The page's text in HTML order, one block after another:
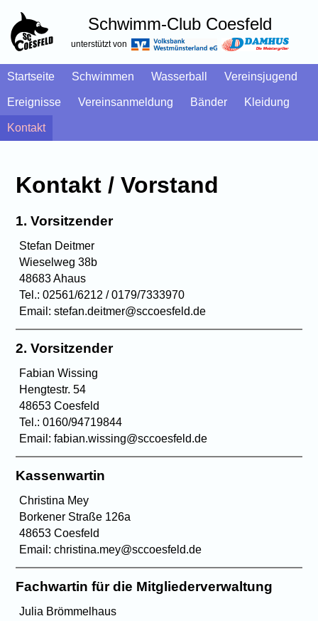
Schwimm-Club Coesfeld
unterstützt von
Startseite Schwimmen Wasserball Vereinsjugend
Ereignisse Vereinsanmeldung Bänder Kleidung
Kontakt
Kontakt / Vorstand
1. Vorsitzender
Stefan Deitmer
Wieselweg 38b
48683 Ahaus
Tel.: 02561/6212 / 0179/7333970
Email: stefan.deitmer@sccoesfeld.de
2. Vorsitzender
Fabian Wissing
Hengtestr. 54
48653 Coesfeld
Tel.: 0160/94719844
Email: fabian.wissing@sccoesfeld.de
Kassenwartin
Christina Mey
Borkener Straße 126a
48653 Coesfeld
Email: christina.mey@sccoesfeld.de
Fachwartin für die Mitgliederverwaltung
Julia Brömmelhaus